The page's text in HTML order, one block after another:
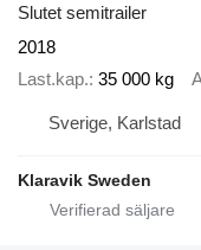
Slutet semitrailer
2018
Last.kap. 35 000 kg
Sverige, Karlstad
Klaravik Sweden